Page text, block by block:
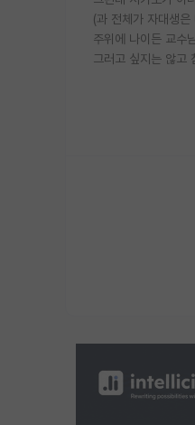
(과 전체가 자대생
주위에 나이든 교수
그러고 싶지는 않고